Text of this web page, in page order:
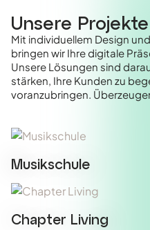
Unsere Projekte
Mit individuellem Design
bringen wir Ihre digitale
Unsere Lösungen sind
stärken, Ihre Kunden zu
voranzubringen.
Musikschule
Chapter Living